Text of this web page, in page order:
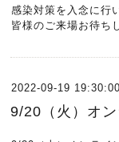
感染対策を入念に行
皆様のご来場お待ち
2022-09-19 19:30:00
9/20（火）オ